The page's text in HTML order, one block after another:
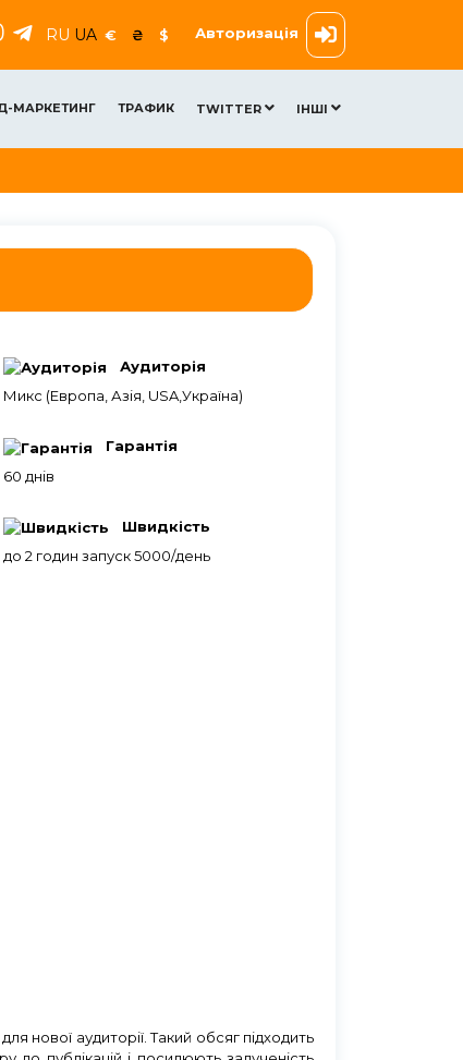
RU UA € ₴ $ Авторизація
МАРКЕТИНГ ТРАФИК TWITTER ІНШІ
Аудиторія
Микс (Европа, Азія, USA,Україна)
Гарантія
60 днів
Швидкість
до 2 годин запуск 5000/день
нової аудиторії. Такий обсяг підходить